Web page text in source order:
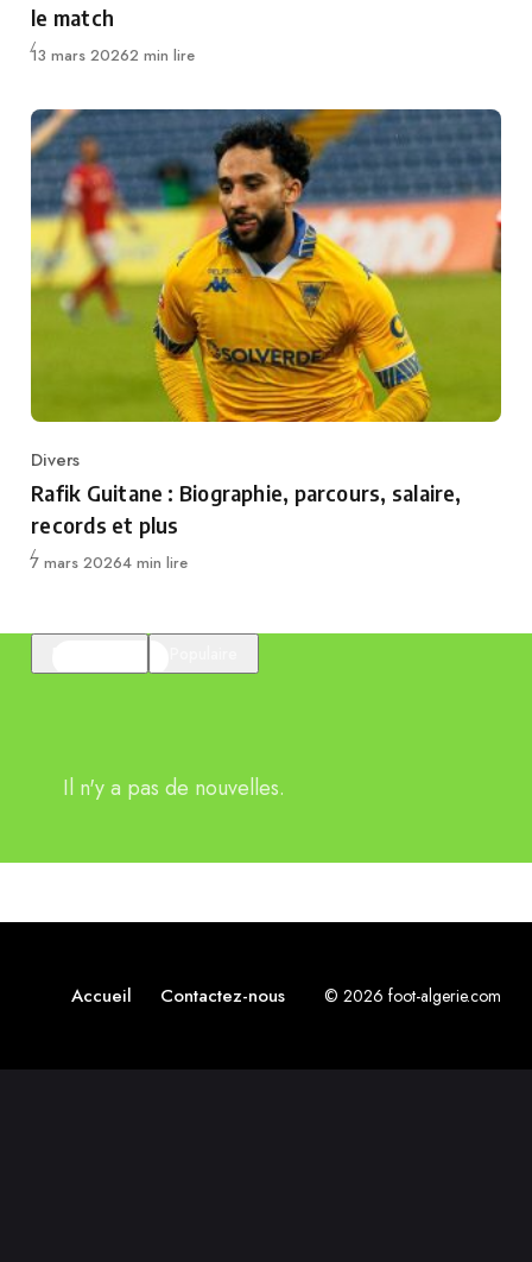
le match
Publié
13 mars 20262 min lire
Category
Divers
Rafik Guitane : Biographie, parcours, salaire,
records et plus
Publié
7 mars 20264 min lire
Il n'y a pas de nouvelles.
Accueil Contactez-nous © 2026 foot-algerie.com